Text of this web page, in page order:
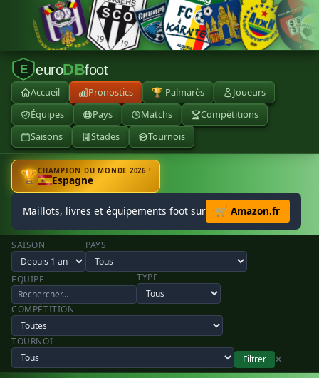
E euroDBfoot
Accueil Pronostics 🏆 Palmarès
Joueurs
Équipes
Pays Matchs
Compétitions
Saisons
Stades Tournois
🏆CHAMPION DU MONDE 2026 !
Espagne
Maillots, livres et équipements foot sur 🛒 Amazon.fr
SAISON PAYS
EQUIPE TYPE
COMPÉTITION
TOURNOI
Filtrer
✕